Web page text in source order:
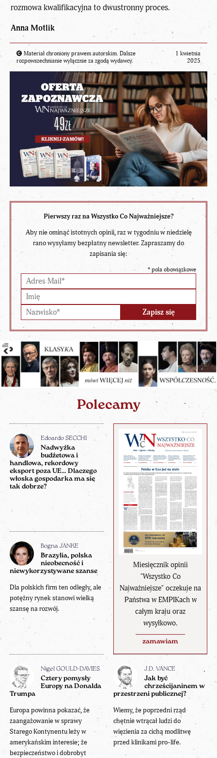
rozmowa kwalifikacyjna to dwustronny proces.
Anna Motlik
Materiał chroniony prawem autorskim. Dalsze
rozpowszechnianie wyłącznie za zgodą wydawcy.
1 kwietnia
2025
Pierwszy raz na Wszystko Co Najważniejsze?
Aby nie ominąć istotnych opinii, raz w tygodniu w niedzielę
rano wysyłamy bezpłatny newsletter. Zapraszamy do
zapisania się:
* pola obowiązkowe
Polecamy
Miesięcznik opinii
"Wszystko Co
Najważniejsze" oczekuje na
Państwa w EMPIKach w
całym kraju oraz
wysyłkowo.
zamawiam
Edoardo SECCHI
Nadwyżka
budżetowa i
handlowa, rekordowy
eksport poza UE… Dlaczego
włoska gospodarka ma się
tak dobrze?
Bogna JANKE
Brazylia, polska
nieobecność i
niewykorzystywane szanse
Dla polskich firm ten odległy, ale
potężny rynek stanowi wielką
szansę na rozwój.
Nigel GOULD-DAVIES
Cztery pomysły
Europy na Donalda
Trumpa
Europa powinna pokazać, że
zaangażowanie w sprawy
Starego Kontynentu leży w
amerykańskim interesie; że
bezpieczeństwo i dobrobyt
J.D. VANCE
Jak być
chrześcijaninem w
przestrzeni publicznej?
Wiemy, że poprzedni rząd
chętnie wtrącał ludzi do
więzienia za cichą modlitwę
przed klinikami pro-life.